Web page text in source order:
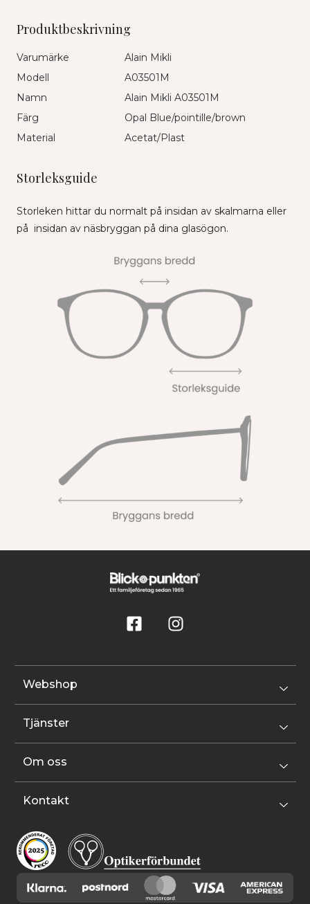
Produktbeskrivning
Varumärke
Alain Mikli
Modell
A03501M
Namn
Alain Mikli A03501M
Färg
Opal Blue/pointille/brown
Material
Acetat/Plast
Storleksguide
Storleken hittar du normalt på insidan av skalmarna eller
på insidan av näsbryggan på dina glasögon.
Webshop
Tjänster
Om oss
Kontakt